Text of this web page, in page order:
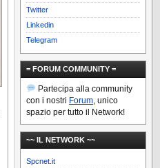
Twitter
Linkedin
Telegram
= FORUM COMMUNITY =
Partecipa alla community
con i nostri Forum, unico
spazio per tutto il Network!
~~ IL NETWORK ~~
Spcnet.it